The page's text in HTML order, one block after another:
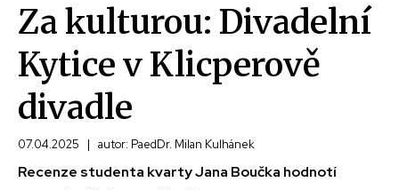
Za kulturou: Divadelní
Kytice v Klicperově
divadle
07.04.2025 | autor: PaedDr. Milan Kulhánek
Recenze studenta kvarty Jana Boučka hodnotí